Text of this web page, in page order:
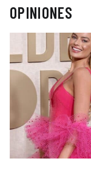
OPINIONES